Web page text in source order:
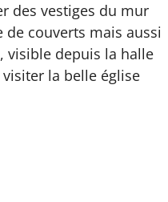
des vestiges du mur
de couverts mais aussi
visible depuis la halle
visiter la belle église